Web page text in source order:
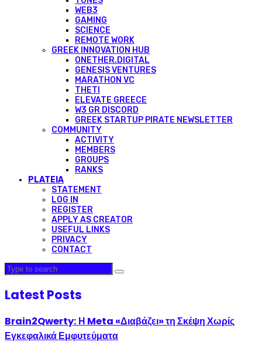
WEB3
GAMING
SCIENCE
REMOTE WORK
GREEK INNOVATION HUB
ONETHER.DIGITAL
GENESIS VENTURES
MARATHON VC
THETI
ELEVATE GREECE
W3 GR DISCORD
GREEK STARTUP PIRATE NEWSLETTER
COMMUNITY
ACTIVITY
MEMBERS
GROUPS
RANKS
PLATEIA
STATEMENT
LOG IN
REGISTER
APPLY AS CREATOR
USEFUL LINKS
PRIVACY
CONTACT
Latest Posts
Brain2Qwerty: Η Meta «Διαβάζει» τη Σκέψη Χωρίς
Εγκεφαλικά Εμφυτεύματα